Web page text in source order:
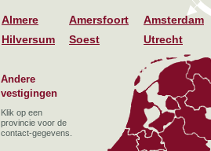
Almere Amersfoort
Amsterdam
Hilversum
Soest Utrecht
Andere
vestigingen
Klik op een
provincie voor de
contact-gegevens.